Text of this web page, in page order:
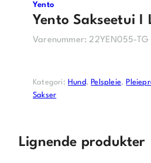
Yento
Yento Sakseetui I
Varenummer: 22YEN055-TG
Kategori: Hund, Pelspleie,
Sakser
Lignende produkter